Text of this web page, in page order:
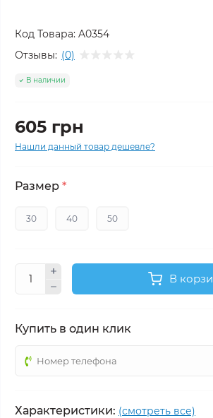
Код Товара: A0354
Отзывы: (0)
В наличии
605 грн
Нашли данный товар дешевле?
Размер *
30 40 50
В
Купить в один клик
Характеристики: (смотреть все)